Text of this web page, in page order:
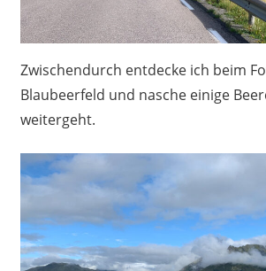
Zwischendurch entdecke ich beim
Blaubeerfeld und nasche einige
weitergeht.